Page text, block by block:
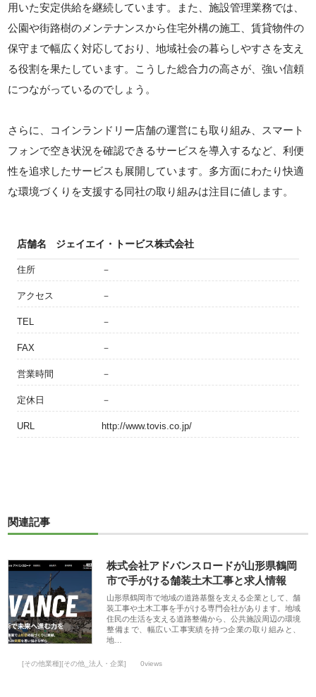
用いた安定供給を継続しています。また、施設管理業務では、
公園や街路樹のメンテナンスから住宅外構の施工、賃貸物件の
保守まで幅広く対応しており、地域社会の暮らしやすさを支え
る役割を果たしています。こうした総合力の高さが、強い信頼
につながっているのでしょう。
さらに、コインランドリー店舗の運営にも取り組み、スマート
フォンで空き状況を確認できるサービスを導入するなど、利便
性を追求したサービスも展開しています。多方面にわたり快適
な環境づくりを支援する同社の取り組みは注目に値します。
店舗名 ジェイエイ・トービス株式会社
住所 －
アクセス －
TEL －
FAX －
営業時間 －
定休日 －
URL http://www.tovis.co.jp/
関連記事
株式会社アドバンスロードが山形県鶴岡
市で手がける舗装土木工事と求人情報
山形県鶴岡市で地域の道路基盤を支える企業として、舗
装工事や土木工事を手がける専門会社があります。地域
住民の生活を支える道路整備から、公共施設周辺の環境
整備まで、幅広い工事実績を持つ企業の取り組みと、
地…
[その他業種][その他_法人・企業] 0views